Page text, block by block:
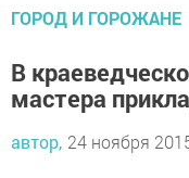
ГОРОД И ГОРОЖАНЕ
В
мастера
автор, 24 ноября